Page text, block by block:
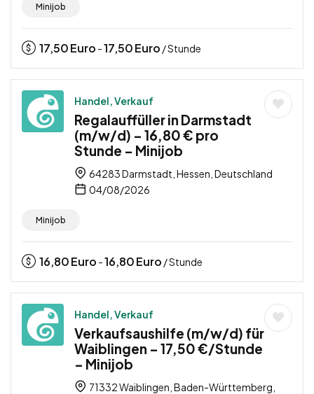
Minijob
17,50Euro -17,50Euro / Stunde
Handel, Verkauf
Regalauffüller in Darmstadt
(m/w/d) – 16,80 € pro
Stunde – Minijob
64283 Darmstadt, Hessen, Deutschland
04/08/2026
Minijob
16,80Euro -16,80Euro / Stunde
Handel, Verkauf
Verkaufsaushilfe (m/w/d) für
Waiblingen – 17,50 €/Stunde
– Minijob
71332 Waiblingen, Baden-Württemberg,